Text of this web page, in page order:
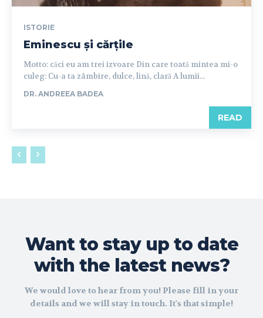
ISTORIE
Eminescu și cărțile
Motto: căci eu am trei izvoare Din care toată mintea mi-o
culeg: Cu-a ta zâmbire, dulce, lină, clară A lumii...
DR. ANDREEA BADEA
READ
Want to stay up to date
with the latest news?
We would love to hear from you! Please fill in your
details and we will stay in touch. It's that simple!